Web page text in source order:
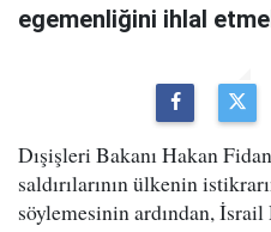
egemenliğini ihlal
Dışişleri Bakanı Hakan
saldırılarının ülkenin
söylemesinin ardından,